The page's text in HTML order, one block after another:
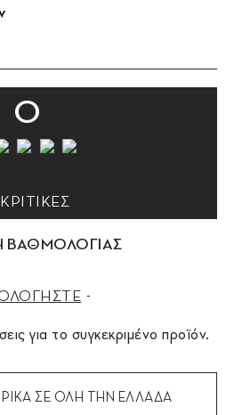
0
ΒΑΘΜΟΛΟΓΙΑΣ
για το συγκεκριμένο προϊόν.
ΣΕ ΟΛΗ ΤΗΝ ΕΛΛΑΔΑ